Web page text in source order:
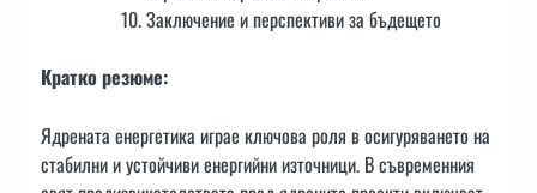
Заключение и перспективи за бъдещето
Кратко резюме:
Ядрената енергетика играе ключова роля в осигуряването на
стабилни и устойчиви енергийни източници. В съвременния